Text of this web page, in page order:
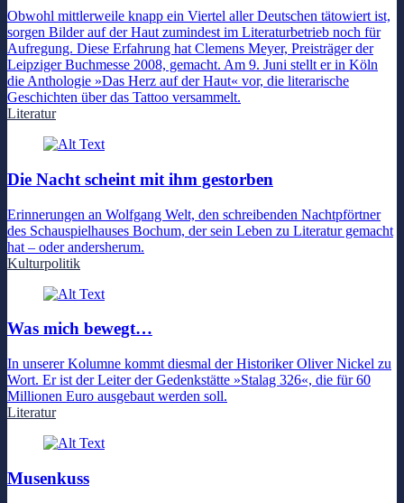
Obwohl mittlerweile knapp ein Viertel aller Deutschen tätowiert ist,
sorgen Bilder auf der Haut zumindest im Literaturbetrieb noch für
Aufregung. Diese Erfahrung hat Clemens Meyer, Preisträger der
Leipziger Buchmesse 2008, gemacht. Am 9. Juni stellt er in Köln
die Anthologie »Das Herz auf der Haut« vor, die literarische
Geschichten über das Tattoo versammelt.
Literatur
Die Nacht scheint mit ihm gestorben
Erinnerungen an Wolfgang Welt, den schreibenden Nachtpförtner
des Schauspielhauses Bochum, der sein Leben zu Literatur gemacht
hat – oder andersherum.
Kulturpolitik
Was mich bewegt…
In unserer Kolumne kommt diesmal der Historiker Oliver Nickel zu
Wort. Er ist der Leiter der Gedenkstätte »Stalag 326«, die für 60
Millionen Euro ausgebaut werden soll.
Literatur
Musenkuss